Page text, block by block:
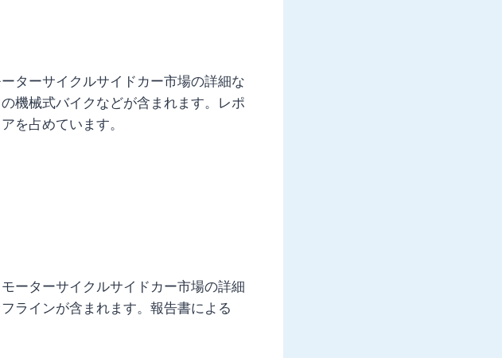
ターサイクルサイドカー市場の詳細な
機械式バイクなどが含まれます。レポ
を占めています。
ーターサイクルサイドカー市場の詳細
ラインが含まれます。報告書による